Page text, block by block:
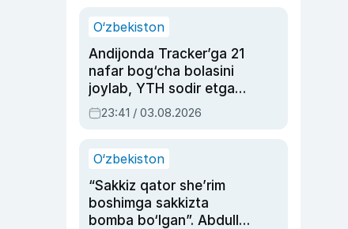
O‘zbekiston
Andijonda Tracker’ga 21
nafar bog‘cha bolasini
joylab, YTH sodir etgan
ayolga sud hukmi o‘qildi
23:41 / 03.08.2026
O‘zbekiston
“Sakkiz qator she’rim
boshimga sakkizta
bomba bo‘lgan”. Abdulla